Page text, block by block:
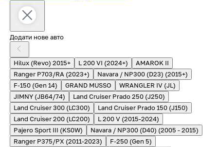
Додати нове авто
Hilux (Revo) 2015+ L 200 VI (2024+)
AMAROK II
Ranger P703/RA (2023+)
Navara / NP300 (D23) (2015+)
F-150 (Gen 14)
GRAND MUSSO
WRANGLER IV (JL)
JIMNY (JB64/74)
Land Cruiser Prado 250 (J250)
Land Cruiser 300 (LC300)
Land Cruiser Prado 150 (J150)
Land Cruiser 200 (LC200)
L 200 V (2015-2024)
Pajero Sport III (KS0W)
Navara / NP300 (D40) (2005 - 2015)
Ranger P375/PX (2011-2023)
F-250 (Gen 5)